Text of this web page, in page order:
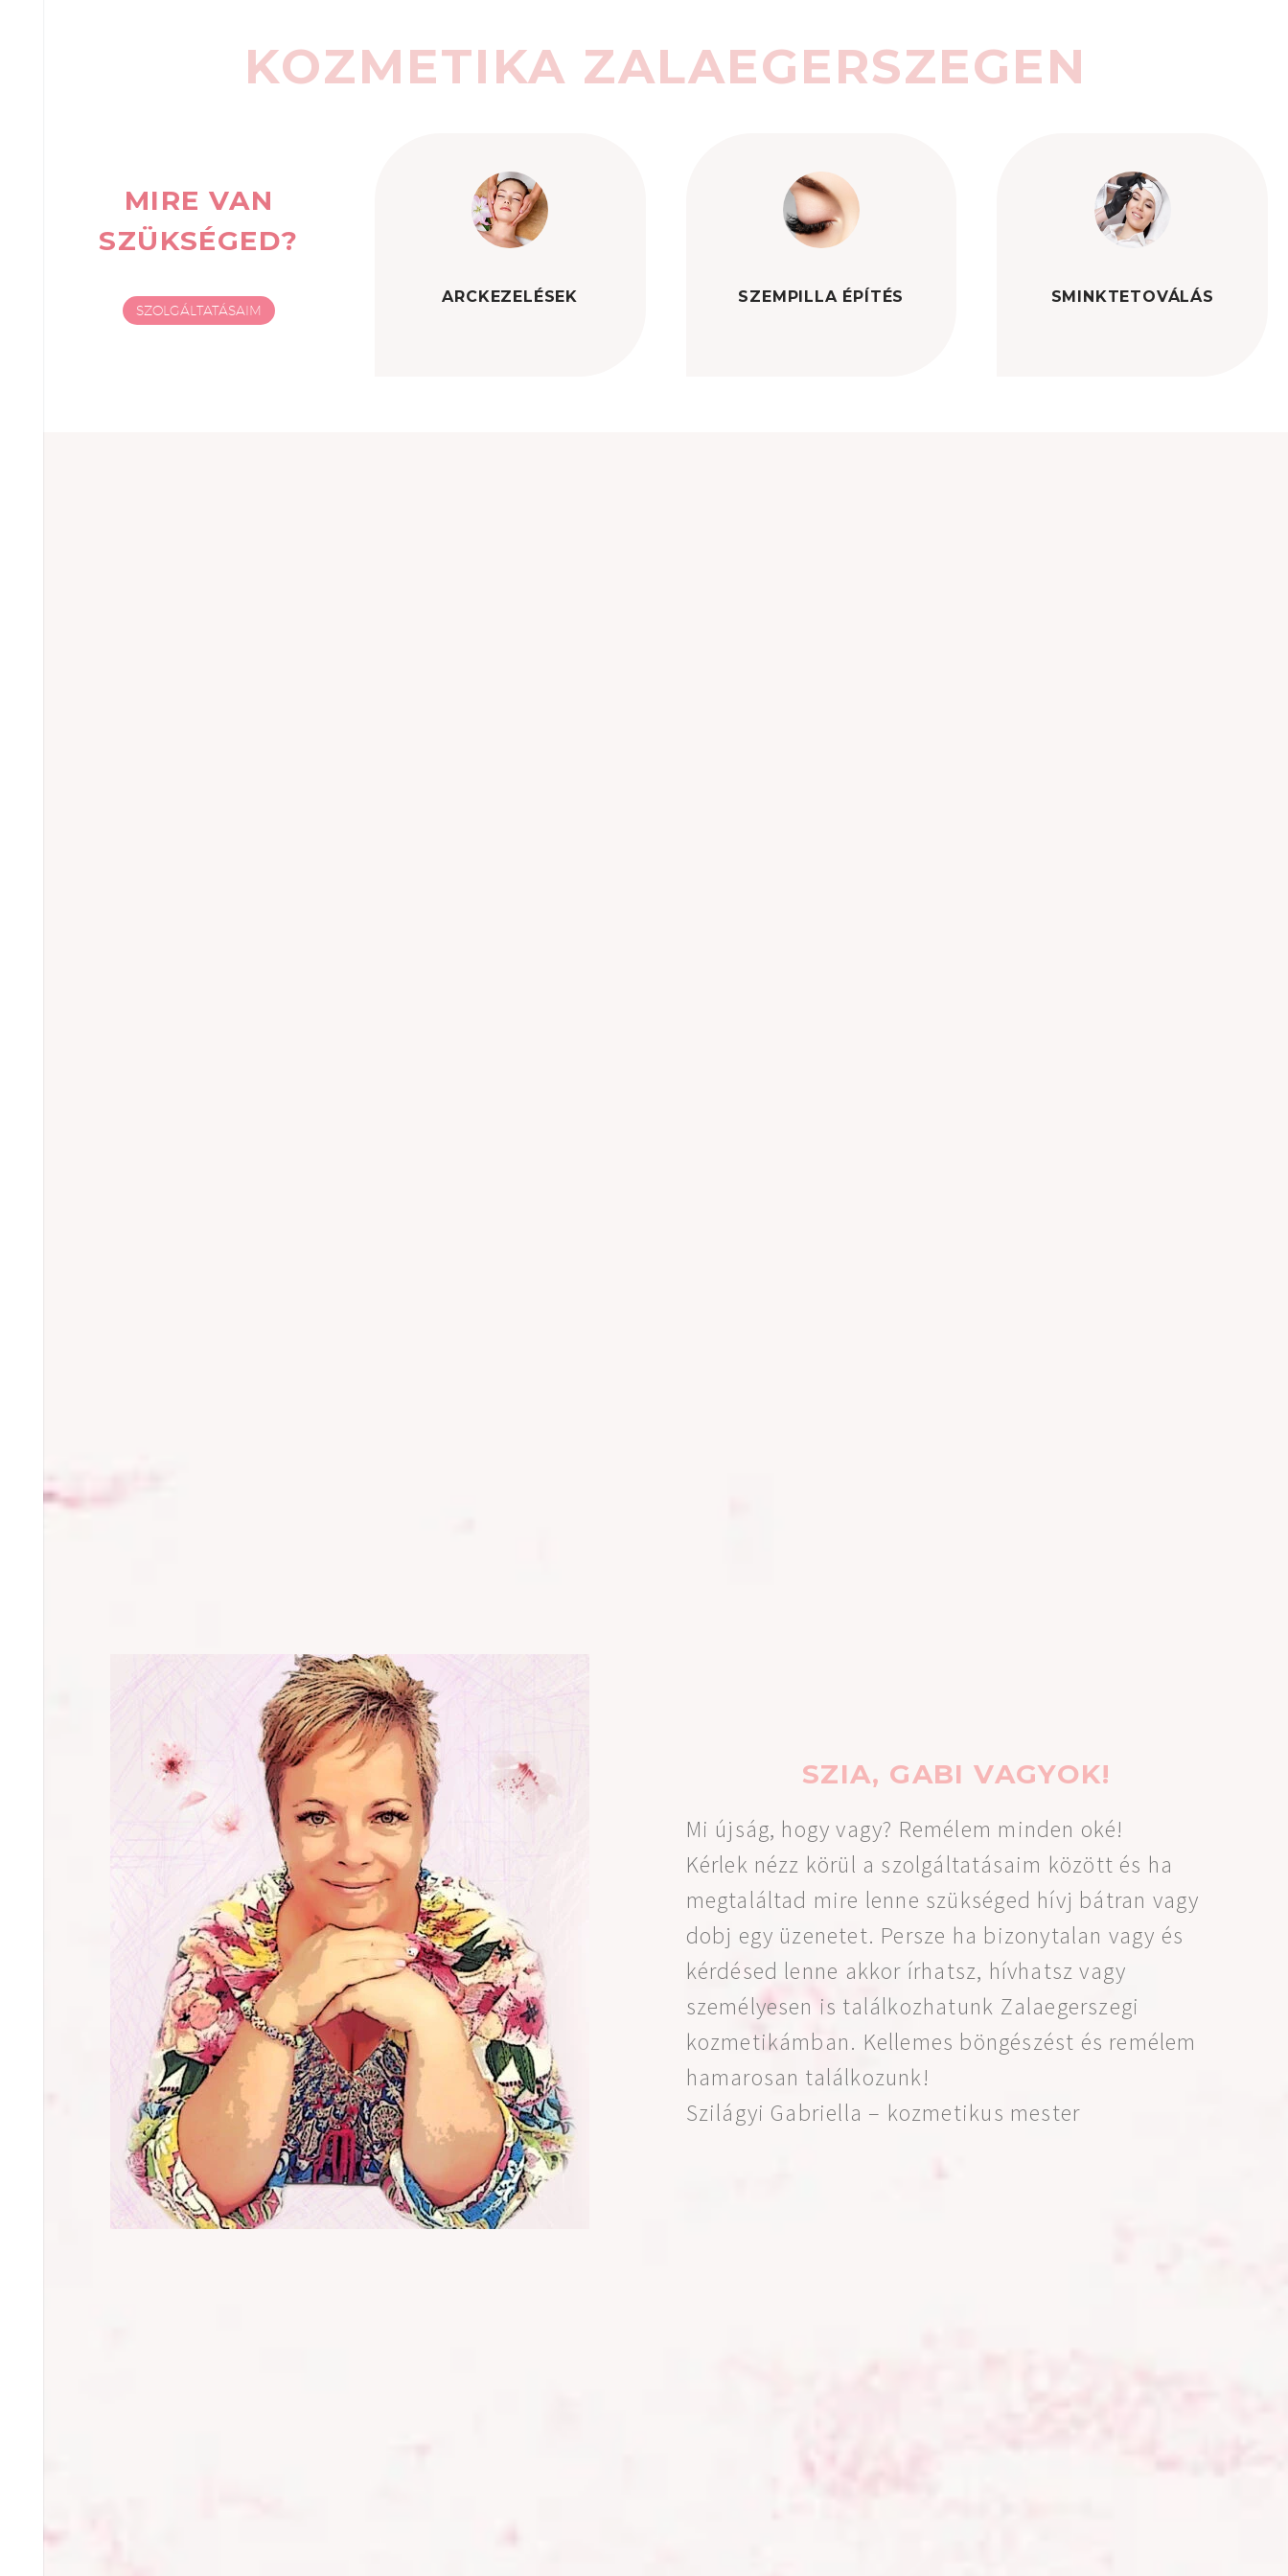
KOZMETIKA ZALAEGERSZEGEN
MIRE VAN
SZÜKSÉGED?
SZOLGÁLTATÁSAIM
ARCKEZELÉSEK SZEMPILLA ÉPÍTÉS SMINKTETOVÁLÁS
SZIA, GABI VAGYOK!
Mi újság, hogy vagy? Remélem minden oké!
Kérlek nézz körül a szolgáltatásaim között és ha
megtaláltad mire lenne szükséged hívj bátran vagy
dobj egy üzenetet. Persze ha bizonytalan vagy és
kérdésed lenne akkor írhatsz, hívhatsz vagy
személyesen is találkozhatunk Zalaegerszegi
kozmetikámban. Kellemes böngészést és remélem
hamarosan találkozunk!
Szilágyi Gabriella – kozmetikus mester